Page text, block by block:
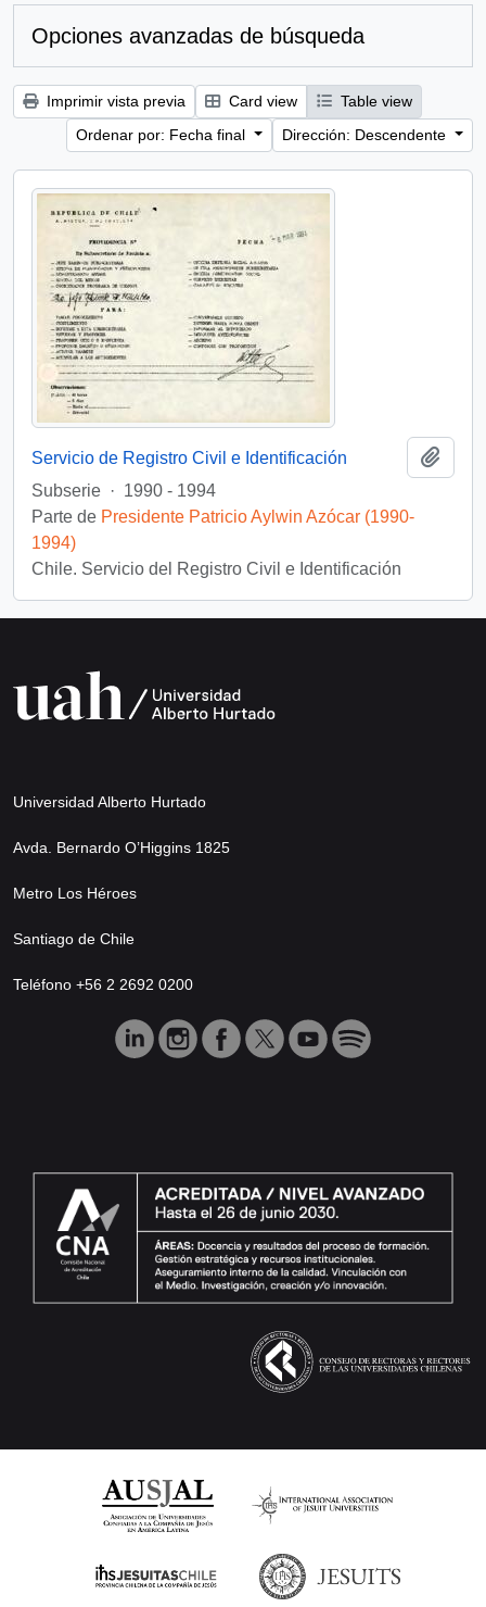
Opciones avanzadas de búsqueda
Imprimir vista previa Card view
Table view
Ordenar por: Fecha final
Dirección: Descendente
Servicio de Registro Civil e Identificación
Subserie · 1990 - 1994
Parte de Presidente Patricio Aylwin Azócar (1990-
1994)
Chile. Servicio del Registro Civil e Identificación
Universidad Alberto Hurtado
Avda. Bernardo O’Higgins 1825
Metro Los Héroes
Santiago de Chile
Teléfono +56 2 2692 0200